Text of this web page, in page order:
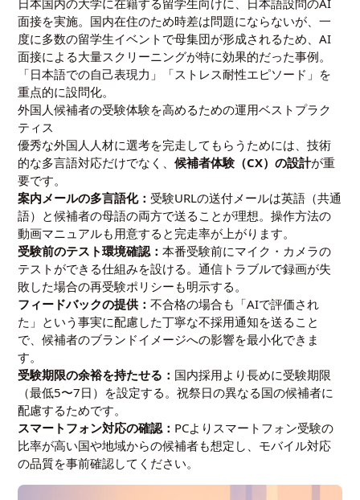
日本国内の大学に在籍する留学生向けに、日本語設問のAI
面接を実施。国内在住のため時差は問題にならないが、一
度に多数の留学生イベントで母集団が形成されるため、AI
面接による大量スクリーニングが特に効果的だった事例。
「日本語での自己表現力」「ストレス耐性エピソード」を
重点的に設問化。
外国人候補者の受験体験を高めるための運用ベストプラク
ティス
優秀な外国人人材に選考を完走してもらうためには、技術
的な多言語対応だけでなく、候補者体験（CX）の設計が重
要です。
案内メールの多言語化： 受験URLの送付メールは英語（共通
語）と候補者の母語の両方で送ることが理想。操作方法の
動画マニュアルも用意すると完走率が上がります。
受験前のテスト環境確認：本番受験前にマイク・カメラの
テストができる仕組みを設ける。通信トラブルで録画が失
敗した場合の再受験ポリシーも明示する。
フィードバックの提供：不合格の場合も「AIで評価され
た」という事実に配慮した丁寧な不採用通知を送ること
で、候補者のブランドイメージへの影響を最小化できま
す。
受験期限の余裕を持たせる： 国内採用より長めに受験期限
（最低5〜7日）を設定する。祝祭日の異なる国の候補者に
配慮するためです。
スマートフォン対応の確認： PCよりスマートフォン受験の
比率が高い国や地域からの候補者も想定し、モバイル対応
の品質を事前確認してください。